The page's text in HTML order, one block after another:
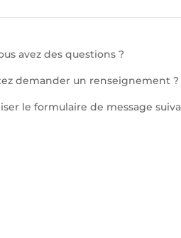
avez des questions ?
demander un renseignement ?
le formulaire de message